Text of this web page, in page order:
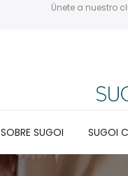
Únete a nuestro
SOBRE SUGOI SUGOI